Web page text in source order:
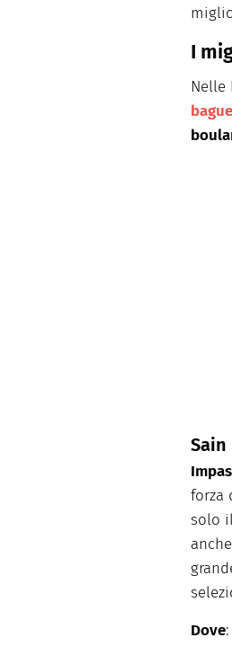
I
Nelle
Sain
forza
solo
Dove